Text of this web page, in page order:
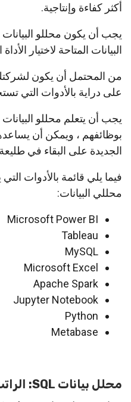
أكثر كفاءة وإنتاجية.
يجب أن يكون محللو
البيانات المتاحة لاختيار
من المحتمل أن يكون
على دراية بالأدوات التي
يجب أن يتعلم محللو
بوظائفهم ، ويمكن أن
الجديدة على البقاء في
فيما يلي قائمة بالأدوات
محللي البيانات:
Microsoft Power BI
Tableau
MySQL
Microsoft Excel
Apache Spark
Jupyter Notebook
Python
Metabase
محلل بيانات SQL: الراتب